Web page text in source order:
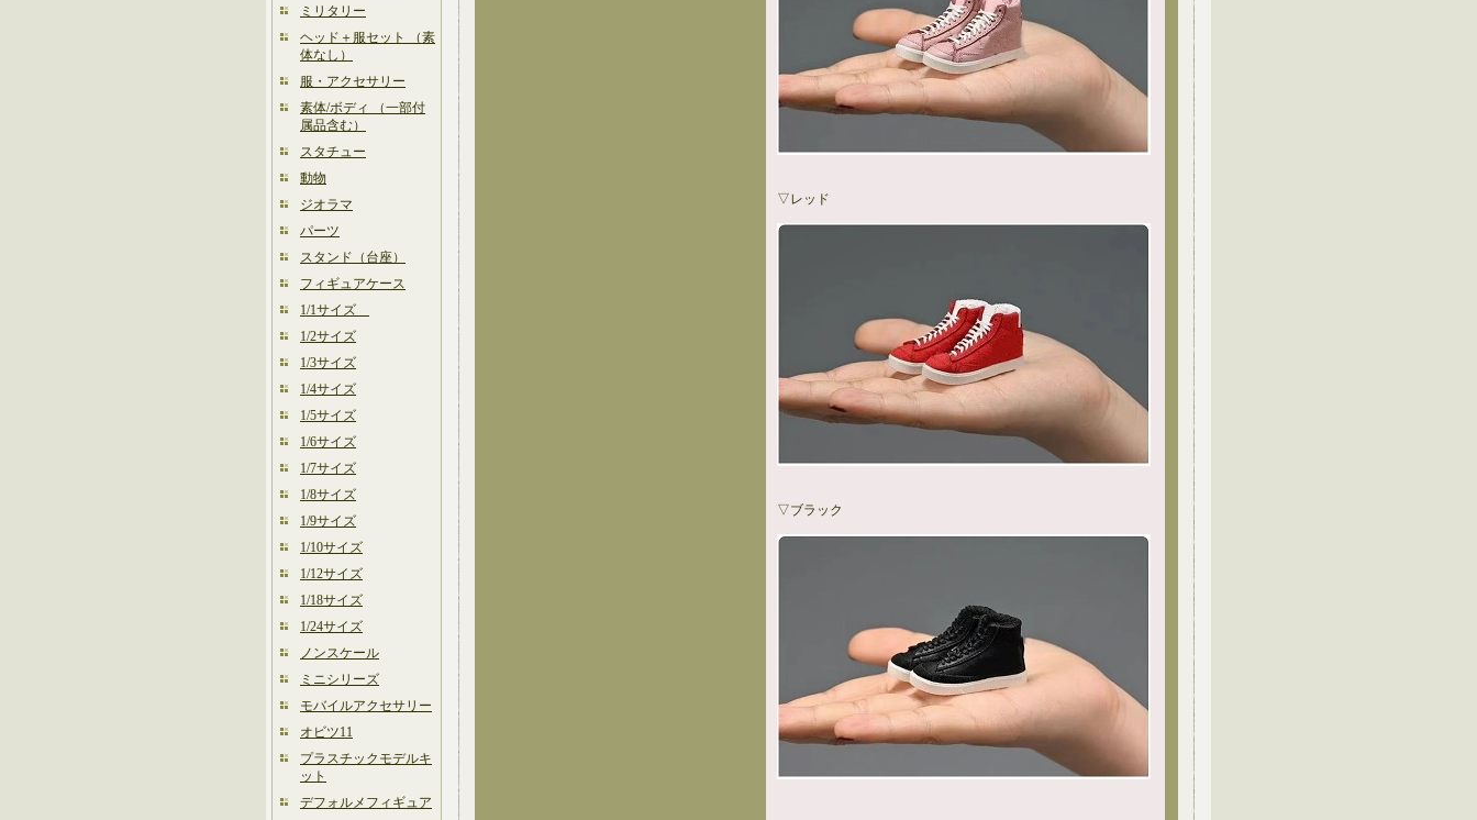
ミリタリー
ヘッド＋服セット （素
体なし）
服・アクセサリー
素体/ボディ （一部付
属品含む）
スタチュー
動物
ジオラマ
パーツ
スタンド（台座）
フィギュアケース
1/1サイズ
1/2サイズ
1/3サイズ
1/4サイズ
1/5サイズ
1/6サイズ
1/7サイズ
1/8サイズ
1/9サイズ
1/10サイズ
1/12サイズ
1/18サイズ
1/24サイズ
ノンスケール
ミニシリーズ
モバイルアクセサリー
オビツ11
プラスチックモデルキ
ット
デフォルメフィギュア
▽レッド
▽ブラック